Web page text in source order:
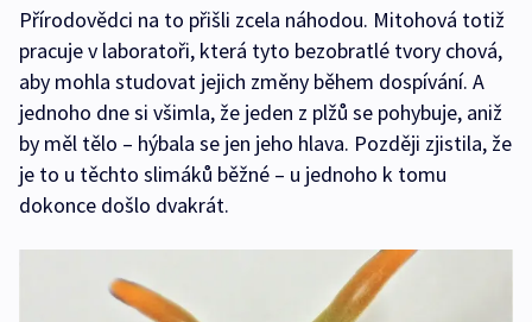
Přírodovědci na to přišli zcela náhodou. Mitohová totiž
pracuje v laboratoři, která tyto bezobratlé tvory chová,
aby mohla studovat jejich změny během dospívání. A
jednoho dne si všimla, že jeden z plžů se pohybuje, aniž
by měl tělo – hýbala se jen jeho hlava. Později zjistila, že
je to u těchto slimáků běžné – u jednoho k tomu
dokonce došlo dvakrát.